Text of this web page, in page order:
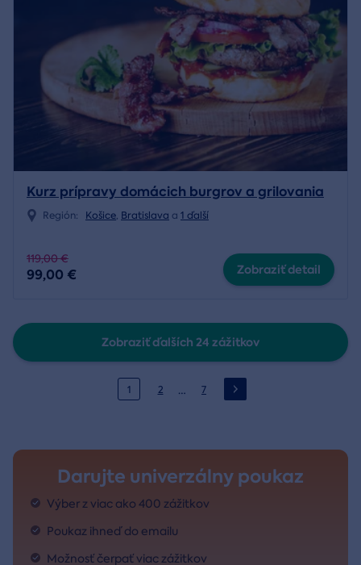
Kurz prípravy domácich burgrov a grilovania
Región: Košice, Bratislava a 1 ďalší
119,00 €
99,00 € Zobraziť detail
Zobraziť ďalších 24 zážitkov
1 2 … 7
Darujte univerzálny poukaz
Výber z viac ako 400 zážitkov
Poukaz ihneď do emailu
Možnosť čerpať viac zážitkov